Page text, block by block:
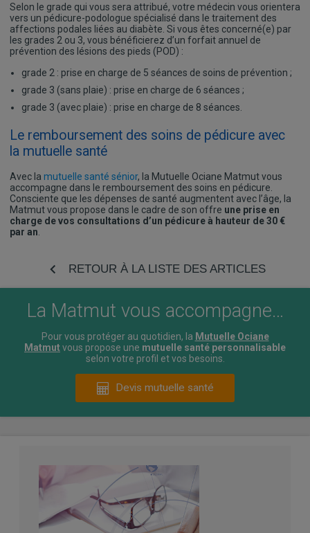
Selon le grade qui vous sera attribué, votre médecin vous orientera
vers un pédicure-podologue spécialisé dans le traitement des
affections podales liées au diabète. Si vous êtes concerné(e) par
les grades 2 ou 3, vous bénéficierez d’un forfait annuel de
prévention des lésions des pieds (POD) :
grade 2 : prise en charge de 5 séances de soins de prévention ;
grade 3 (sans plaie) : prise en charge de 6 séances ;
grade 3 (avec plaie) : prise en charge de 8 séances.
Le remboursement des soins de pédicure avec
la mutuelle santé
Avec la mutuelle santé sénior, la Mutuelle Ociane Matmut vous
accompagne dans le remboursement des soins en pédicure.
Consciente que les dépenses de santé augmentent avec l’âge, la
Matmut vous propose dans le cadre de son offre une prise en
charge de vos consultations d’un pédicure à hauteur de 30 €
par an.
RETOUR À LA LISTE DES ARTICLES
La Matmut vous accompagne…
Pour vous protéger au quotidien, la Mutuelle Ociane
Matmut vous propose une mutuelle santé personnalisable
selon votre profil et vos besoins.
Devis mutuelle santé